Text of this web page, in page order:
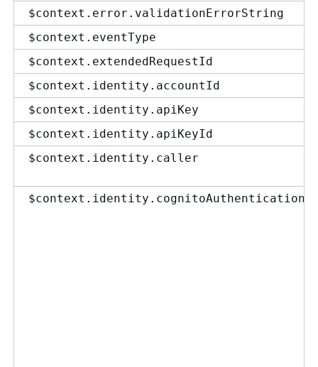
$context.error.validationErrorString
$context.eventType
$context.extendedRequestId
$context.identity.accountId
$context.identity.apiKey
$context.identity.apiKeyId
$context.identity.caller